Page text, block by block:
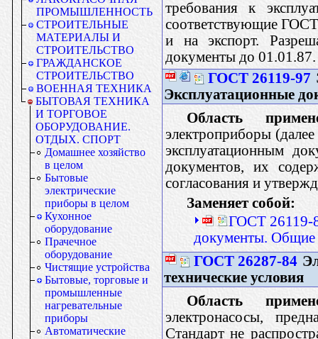
ПРОМЫШЛЕННОСТЬ
СТРОИТЕЛЬНЫЕ
МАТЕРИАЛЫ И
СТРОИТЕЛЬСТВО
ГРАЖДАНСКОЕ
СТРОИТЕЛЬСТВО
ВОЕННАЯ ТЕХНИКА
БЫТОВАЯ ТЕХНИКА
И ТОРГОВОЕ
ОБОРУДОВАНИЕ.
ОТДЫХ. СПОРТ
Домашнее хозяйство
в целом
Бытовые
электрические
приборы в целом
Кухонное
оборудование
Прачечное
оборудование
Чистящие устройства
Бытовые, торговые и
промышленные
нагревательные
приборы
Автоматические
требования к
соответствующие
и на экспорт.
документы до 01.01.87.
ГОСТ 26119-97
Эксплуатационные
Область
электроприборы
эксплуатационным
документов, их
согласования и
Заменяет собой:
ГОСТ 26119-
документы. Общие
ГОСТ 26287-84
технические условия
Область
электронасосы,
Стандарт не